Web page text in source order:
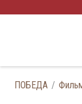
ПОБЕДА